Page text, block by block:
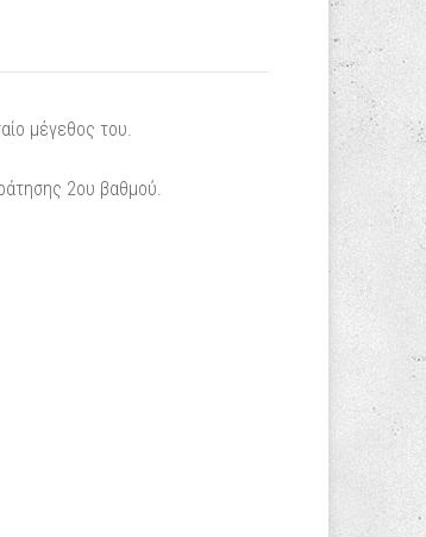
μέγεθος του.
2ου βαθμού.